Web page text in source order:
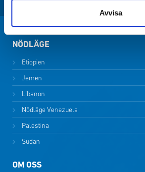
Avvisa
NÖDLÄGE
Etiopien
Jemen
Libanon
Nödläge Venezuela
Palestina
Sudan
OM OSS